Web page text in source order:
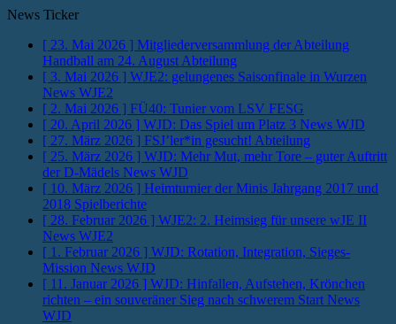
News Ticker
[ 23. Mai 2026 ] Mitgliederversammlung der Abteilung
Handball am 24. August Abteilung
[ 3. Mai 2026 ] WJE2: gelungenes Saisonfinale in Wurzen
News WJE2
[ 2. Mai 2026 ] FÜ40: Tunier vom LSV FESG
[ 20. April 2026 ] WJD: Das Spiel um Platz 3 News WJD
[ 27. März 2026 ] FSJ’ler*in gesucht! Abteilung
[ 25. März 2026 ] WJD: Mehr Mut, mehr Tore – guter Auftritt
der D-Mädels News WJD
[ 10. März 2026 ] Heimturnier der Minis Jahrgang 2017 und
2018 Spielberichte
[ 28. Februar 2026 ] WJE2: 2. Heimsieg für unsere wJE II
News WJE2
[ 1. Februar 2026 ] WJD: Rotation, Integration, Sieges-
Mission News WJD
[ 11. Januar 2026 ] WJD: Hinfallen, Aufstehen, Krönchen
richten – ein souveräner Sieg nach schwerem Start News
WJD